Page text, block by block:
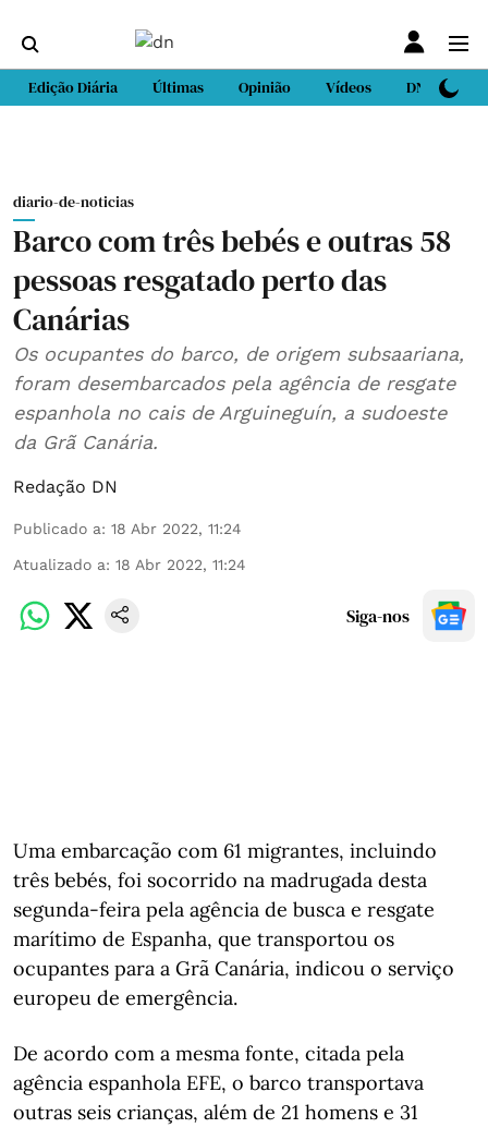
Edição Diária Últimas Opinião Vídeos DN Sport
diario-de-noticias
Barco com três bebés e outras 58
pessoas resgatado perto das
Canárias
Os ocupantes do barco, de origem subsaariana,
foram desembarcados pela agência de resgate
espanhola no cais de Arguineguín, a sudoeste
da Grã Canária.
Redação DN
Publicado a: 18 Abr 2022, 11:24
Atualizado a: 18 Abr 2022, 11:24
Siga-nos
Uma embarcação com 61 migrantes, incluindo
três bebés, foi socorrido na madrugada desta
segunda-feira pela agência de busca e resgate
marítimo de Espanha, que transportou os
ocupantes para a Grã Canária, indicou o serviço
europeu de emergência.
De acordo com a mesma fonte, citada pela
agência espanhola EFE, o barco transportava
outras seis crianças, além de 21 homens e 31